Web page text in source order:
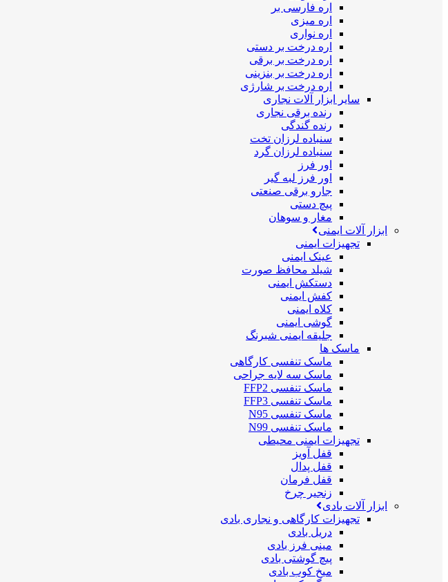
اره فارسی بر
اره میزی
اره نواری
اره درخت بر دستی
اره درخت بر برقی
اره درخت بر بنزینی
اره درخت بر شارژی
سایر ابزار آلات نجاری
رنده برقی نجاری
رنده گندگی
سنباده لرزان تخت
سنباده لرزان گرد
اور فرز
اور فرز لبه گیر
جارو برقی صنعتی
پیچ دستی
مغار و سوهان
ابزار آلات ایمنی
تجهیزات ایمنی
عینک ایمنی
شیلد محافظ صورت
دستکش ایمنی
کفش ایمنی
کلاه ایمنی
گوشی ایمنی
جلیقه ایمنی شبرنگ
ماسک ها
ماسک تنفسی کارگاهی
ماسک سه لایه جراحی
ماسک تنفسی FFP2
ماسک تنفسی FFP3
ماسک تنفسی N95
ماسک تنفسی N99
تجهیزات ایمنی محیطی
قفل آویز
قفل پدال
قفل فرمان
زنجیر چرخ
ابزار آلات بادی
تجهیزات کارگاهی و نجاری بادی
دریل بادی
مینی فرز بادی
پیچ گوشتی بادی
میخ کوب بادی